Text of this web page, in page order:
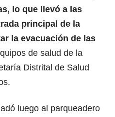
lo que llevó a las
principal de la
la evacuación de las
de salud de la
Distrital de Salud
luego al parqueadero